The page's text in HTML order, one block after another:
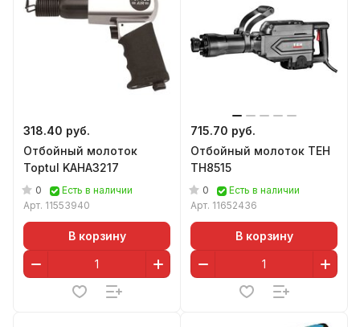
318.40 руб.
Отбойный молоток
Toptul KAHA3217
0
Есть в наличии
Арт. 11553940
В корзину
715.70 руб.
Отбойный молоток TEH
TH8515
0
Есть в наличии
Арт. 11652436
В корзину